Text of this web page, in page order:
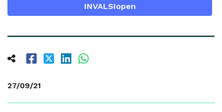
27/09/21
INVALSIopen